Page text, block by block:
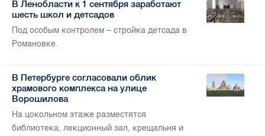
В Ленобласти к 1 сентября заработают
шесть школ и детсадов
Под особым контролем – стройка детсада в
Романовке.
В Петербурге согласовали облик
храмового комплекса на улице
Ворошилова
На цокольном этаже разместятся
библиотека, лекционный зал, крещальня и